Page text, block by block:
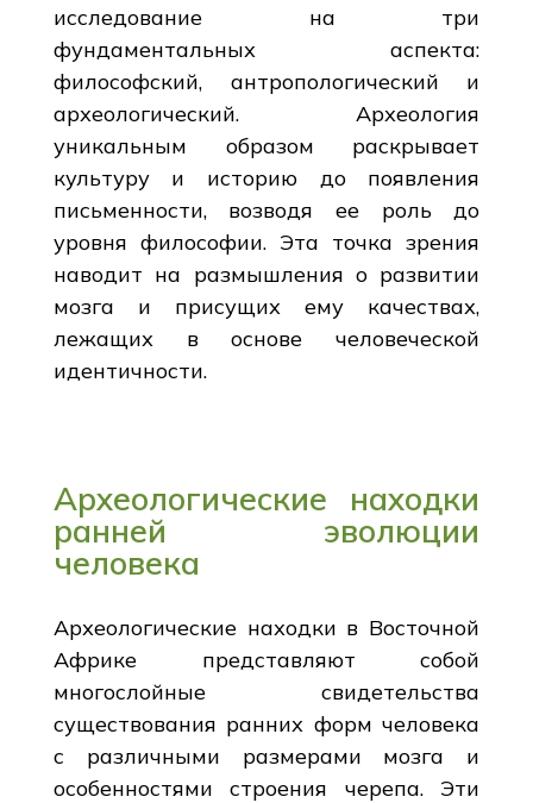
исследование на три
фундаментальных аспекта:
философский, антропологический и
археологический. Археология
уникальным образом раскрывает
культуру и историю до появления
письменности, возводя ее роль до
уровня философии. Эта точка зрения
наводит на размышления о развитии
мозга и присущих ему качествах,
лежащих в основе человеческой
идентичности.
Археологические находки
ранней эволюции
человека
Археологические находки в Восточной
Африке представляют собой
многослойные свидетельства
существования ранних форм человека
с различными размерами мозга и
особенностями строения черепа. Эти